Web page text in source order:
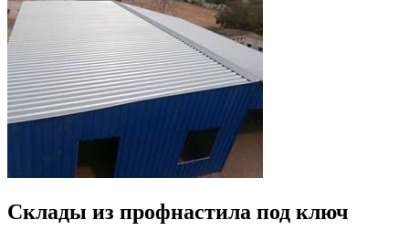
Склады из профнастила под ключ